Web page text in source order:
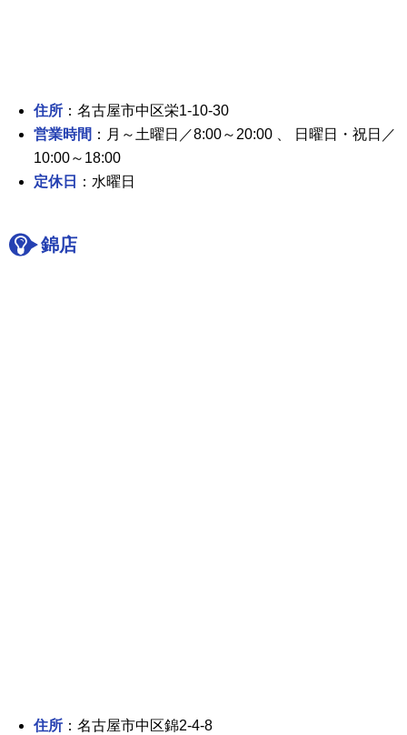
住所 ：名古屋市中区栄1-10-30
営業時間 ：月～土曜日／8:00～20:00 、 日曜日・祝日／
10:00～18:00
定休日
：水曜日
錦店
住所 ：名古屋市中区錦2-4-8